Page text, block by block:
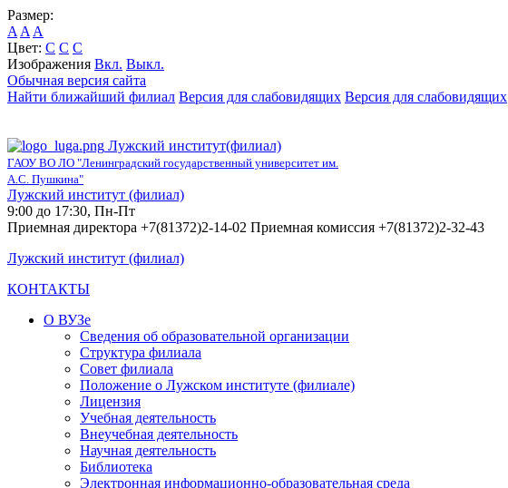
Размер:
A A A
Цвет: C C C
Изображения Вкл. Выкл.
Обычная версия сайта
Найти ближайший филиал Версия для слабовидящих Версия для слабовидящих
Лужский институт(филиал)
ГАОУ ВО ЛО "Ленинградский государственный университет им.
А.С. Пушкина"
Лужский институт (филиал)
9:00 до 17:30, Пн-Пт
Приемная директора +7(81372)2-14-02 Приемная комиссия +7(81372)2-32-43
Лужский институт (филиал)
КОНТАКТЫ
О ВУЗе
Сведения об образовательной организации
Структура филиала
Совет филиала
Положение о Лужском институте (филиале)
Лицензия
Учебная деятельность
Внеучебная деятельность
Научная деятельность
Библиотека
Электронная информационно-образовательная среда